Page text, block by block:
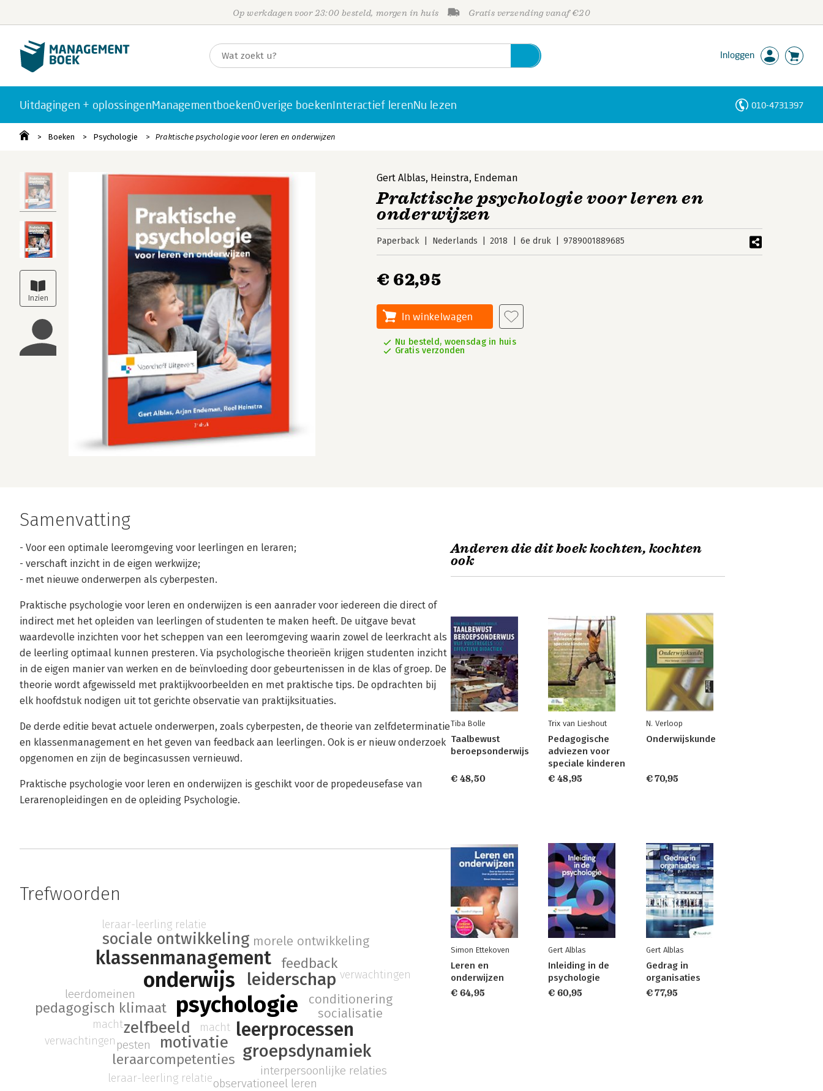
Op werkdagen voor 23:00 besteld, morgen in huis Gratis verzending vanaf €20
Inloggen
Uitdagingen + oplossingenManagementboekenOverige boekenInteractief lerenNu lezen 010-4731397
Boeken Psychologie Praktische psychologie voor leren en onderwijzen
Gert Alblas, Heinstra, Endeman
Praktische psychologie voor leren en
onderwijzen
Paperback Nederlands 2018 6e druk 9789001889685
€ 62,95
In winkelwagen
Nu besteld, woensdag in huis
Gratis verzonden
Samenvatting
- Voor een optimale leeromgeving voor leerlingen en leraren;
- verschaft inzicht in de eigen werkwijze;
- met nieuwe onderwerpen als cyberpesten.
Praktische psychologie voor leren en onderwijzen is een aanrader voor iedereen die direct of
indirect met het opleiden van leerlingen of studenten te maken heeft. De uitgave bevat
waardevolle inzichten voor het scheppen van een leeromgeving waarin zowel de leerkracht als
de leerling optimaal kunnen presteren. Via psychologische theorieën krijgen studenten inzicht
in de eigen manier van werken en de beïnvloeding door gebeurtenissen in de klas of groep. De
theorie wordt afgewisseld met praktijkvoorbeelden en met praktische tips. De opdrachten bij
elk hoofdstuk nodigen uit tot gerichte observatie van praktijksituaties.
De derde editie bevat actuele onderwerpen, zoals cyberpesten, de theorie van zelfdeterminatie
en klassenmanagement en het geven van feedback aan leerlingen. Ook is er nieuw onderzoek
opgenomen en zijn de begincasussen vernieuwd.
Praktische psychologie voor leren en onderwijzen is geschikt voor de propedeusefase van
Lerarenopleidingen en de opleiding Psychologie.
Trefwoorden
psychologie
onderwijs
leerprocessen
klassenmanagement
leiderschap
groepsdynamiek
motivatie
zelfbeeld
sociale ontwikkeling
pedagogisch klimaat
leraarcompetenties
feedback
conditionering
morele ontwikkeling
socialisatie
leerdomeinen
pesten
interpersoonlijke relaties
observationeel leren
verwachtingen
leraar-leerling relatie
macht
verwachtingen
leraar-leerling relatie
macht
Anderen die dit boek kochten, kochten
ook
Tiba Bolle
Taalbewust
beroepsonderwijs
€ 48,50
Trix van Lieshout
Pedagogische
adviezen voor
speciale kinderen
€ 48,95
N. Verloop
Onderwijskunde
€ 70,95
Simon Ettekoven
Leren en
onderwijzen
€ 64,95
Gert Alblas
Inleiding in de
psychologie
€ 60,95
Gert Alblas
Gedrag in
organisaties
€ 77,95
Personen